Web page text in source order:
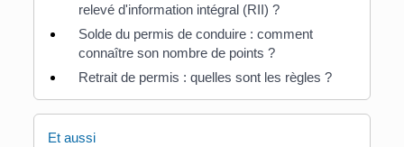
relevé d'information intégral (RII) ?
Solde du permis de conduire : comment
connaître son nombre de points ?
Retrait de permis : quelles sont les règles ?
Et aussi